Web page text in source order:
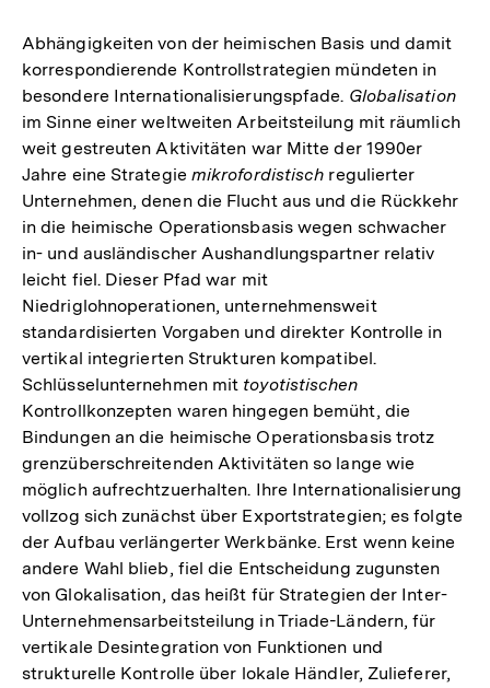
Abhängigkeiten von der heimischen Basis und damit
korrespondierende Kontrollstrategien mündeten in
besondere Internationalisierungspfade. Globalisation
im Sinne einer weltweiten Arbeitsteilung mit räumlich
weit gestreuten Aktivitäten war Mitte der 1990er
Jahre eine Strategie mikrofordistisch regulierter
Unternehmen, denen die Flucht aus und die Rückkehr
in die heimische Operationsbasis wegen schwacher
in- und ausländischer Aushandlungspartner relativ
leicht fiel. Dieser Pfad war mit
Niedriglohnoperationen, unternehmensweit
standardisierten Vorgaben und direkter Kontrolle in
vertikal integrierten Strukturen kompatibel.
Schlüsselunternehmen mit toyotistischen
Kontrollkonzepten waren hingegen bemüht, die
Bindungen an die heimische Operationsbasis trotz
grenzüberschreitenden Aktivitäten so lange wie
möglich aufrechtzuerhalten. Ihre Internationalisierung
vollzog sich zunächst über Exportstrategien; es folgte
der Aufbau verlängerter Werkbänke. Erst wenn keine
andere Wahl blieb, fiel die Entscheidung zugunsten
von Glokalisation, das heißt für Strategien der Inter-
Unternehmensarbeitsteilung in Triade-Ländern, für
vertikale Desintegration von Funktionen und
strukturelle Kontrolle über lokale Händler, Zulieferer,